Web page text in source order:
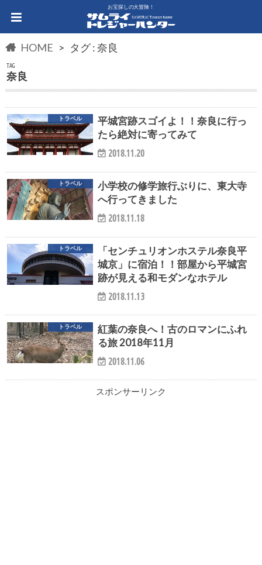
お宝探しの大冒険！
HOME タグ : 奈良
TAG
奈良
トラベル
平城宮跡スゴイよ！！奈良に行っ
たら絶対に寄ってみて
2018.11.20
トラベル
小学校の修学旅行ぶりに、東大寺
へ行ってきました
2018.11.18
トラベル
「センチュリオンホステル奈良平
城京」に宿泊！！部屋から平城宮
跡が見える和モダンなホテル
2018.11.13
トラベル
紅葉の奈良へ！古のロマンにふれ
る旅 2018年11月
2018.11.06
スポンサーリンク